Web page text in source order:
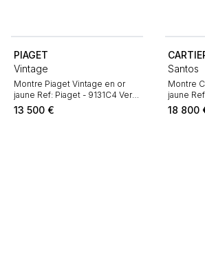
PIAGET
Vintage
Montre Piaget Vintage en or
jaune Ref: Piaget - 9131C4 Vers
1980
13 500 €
Santos
Montre
jaune
1980
18 800